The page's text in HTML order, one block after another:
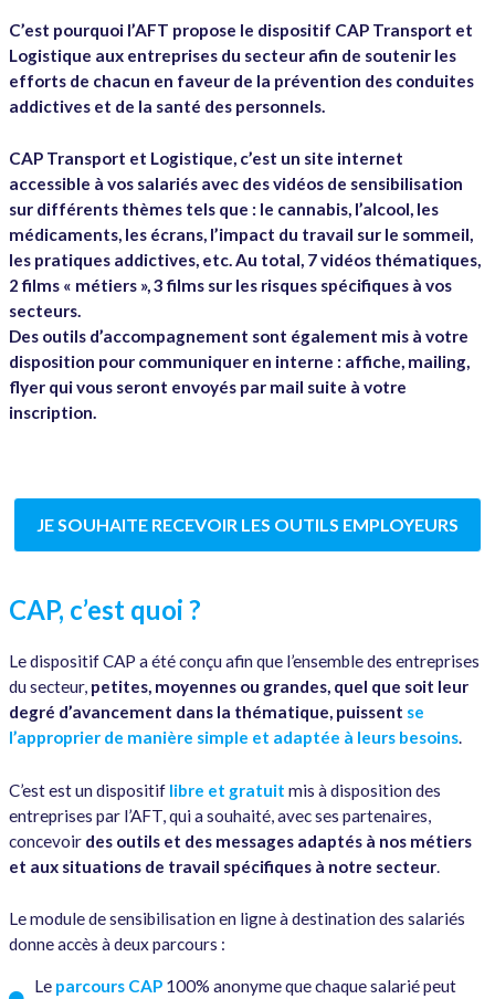
C’est pourquoi l’AFT propose le dispositif CAP Transport et
Logistique aux entreprises du secteur afin de soutenir les
efforts de chacun en faveur de la prévention des conduites
addictives et de la santé des personnels.
CAP Transport et Logistique, c’est un site internet
accessible à vos salariés avec des vidéos de sensibilisation
sur différents thèmes tels que : le cannabis, l’alcool, les
médicaments, les écrans, l’impact du travail sur le sommeil,
les pratiques addictives, etc. Au total, 7 vidéos thématiques,
2 films « métiers », 3 films sur les risques spécifiques à vos
secteurs.
Des outils d’accompagnement sont également mis à votre
disposition pour communiquer en interne : affiche, mailing,
flyer qui vous seront envoyés par mail suite à votre
inscription.
JE SOUHAITE RECEVOIR LES OUTILS EMPLOYEURS
CAP, c’est quoi ?
Le dispositif CAP a été conçu afin que l’ensemble des entreprises
du secteur, petites, moyennes ou grandes, quel que soit leur
degré d’avancement dans la thématique, puissent se
l’approprier de manière simple et adaptée à leurs besoins.
C’est est un dispositif libre et gratuit mis à disposition des
entreprises par l’AFT, qui a souhaité, avec ses partenaires,
concevoir des outils et des messages adaptés à nos métiers
et aux situations de travail spécifiques à notre secteur.
Le module de sensibilisation en ligne à destination des salariés
donne accès à deux parcours :
Le parcours CAP100% anonyme que chaque salarié peut